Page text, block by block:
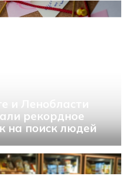
рекордное
на поиск людей